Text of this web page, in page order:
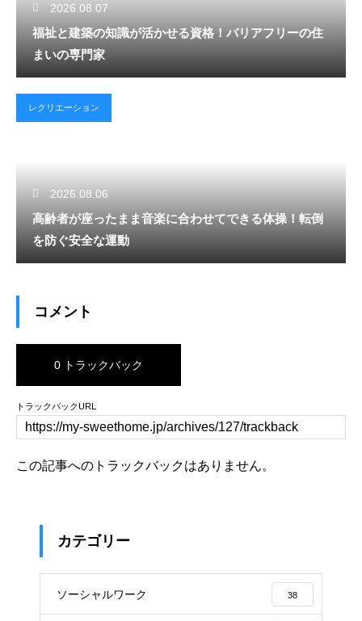
2026.08.07
福祉と建築の知識が活かせる資格！バリアフリーの住
まいの専門家
レクリエーション
2026.08.06
高齢者が座ったまま音楽に合わせてできる体操！転倒
を防ぐ安全な運動
コメント
0 トラックバック
トラックバックURL
この記事へのトラックバックはありません。
カテゴリー
ソーシャルワーク 38